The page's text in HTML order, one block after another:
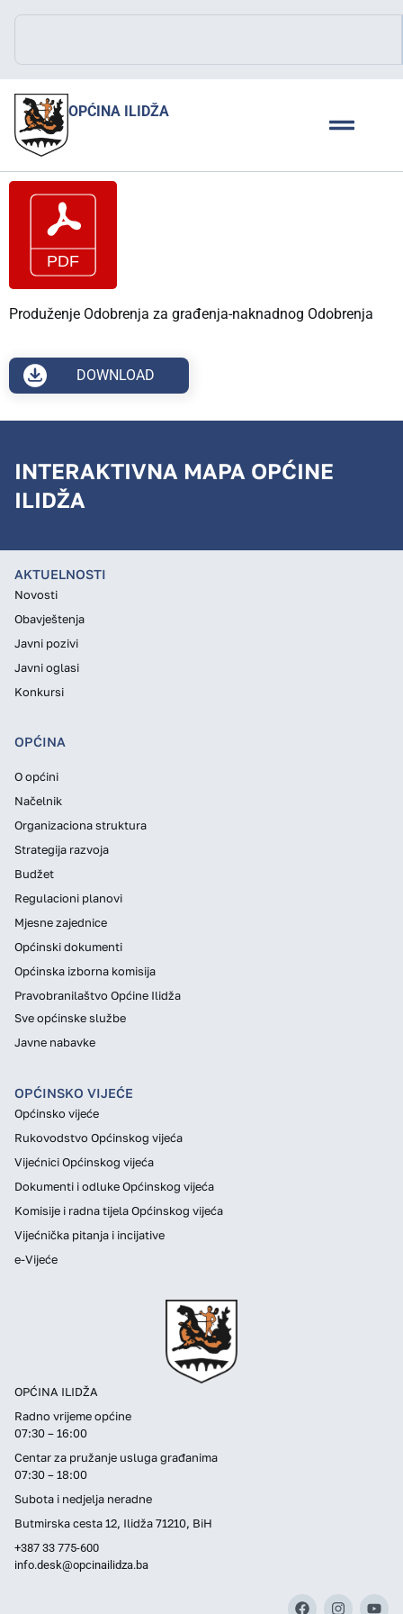
OPĆINA ILIDŽA
Produženje Odobrenja za građenja-naknadnog Odobrenja
DOWNLOAD
INTERAKTIVNA MAPA OPĆINE
ILIDŽA
OPĆINA ILIDŽA
Radno vrijeme općine
07:30 – 16:00
Centar za pružanje usluga građanima
07:30 – 18:00
Subota i nedjelja neradne
Butmirska cesta 12, Ilidža 71210, BiH
+387 33 775-600
info.desk@opcinailidza.ba
AKTUELNOSTI
Novosti
Obavještenja
Javni pozivi
Javni oglasi
Konkursi
OPĆINA
O općini
Načelnik
Organizaciona struktura
Strategija razvoja
Budžet
Regulacioni planovi
Mjesne zajednice
Općinski dokumenti
Općinska izborna komisija
Pravobranilaštvo Općine Ilidža
Sve općinske službe
Javne nabavke
OPĆINSKO VIJEĆE
Općinsko vijeće
Rukovodstvo Općinskog vijeća
Vijećnici Općinskog vijeća
Dokumenti i odluke Općinskog vijeća
Komisije i radna tijela Općinskog vijeća
Vijećnička pitanja i incijative
e-Vijeće